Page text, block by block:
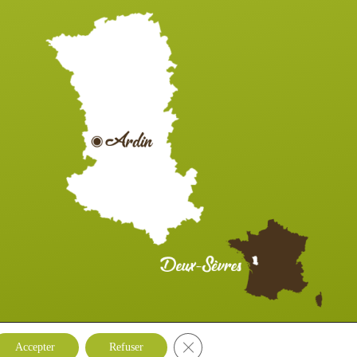
Accepter Refuser Fermer la bannière des cookies